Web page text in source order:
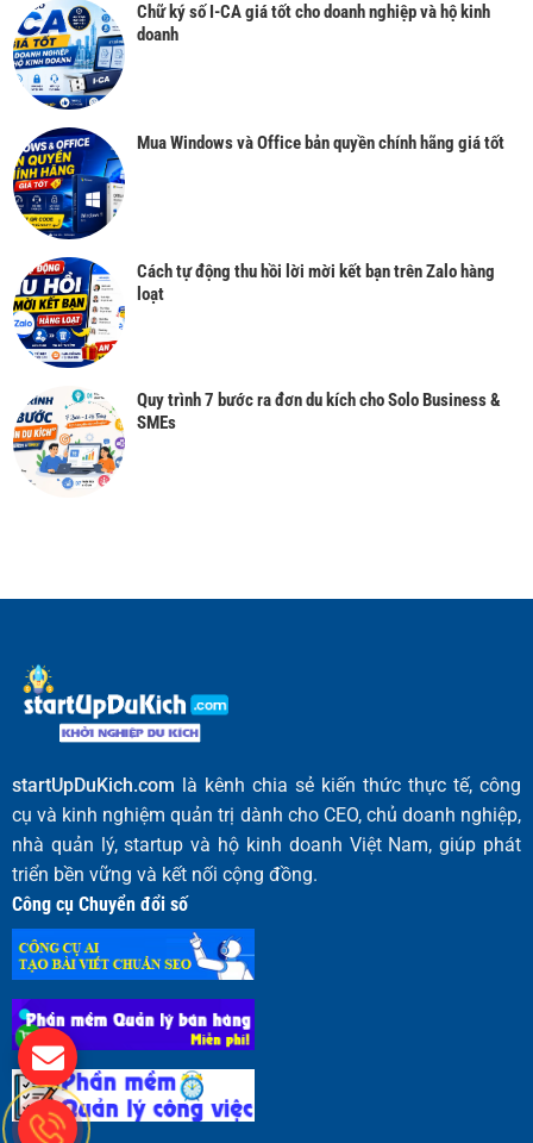
Chữ ký số I-CA giá tốt cho doanh nghiệp và hộ kinh
doanh
Mua Windows và Office bản quyền chính hãng giá tốt
Cách tự động thu hồi lời mời kết bạn trên Zalo hàng
loạt
Quy trình 7 bước ra đơn du kích cho Solo Business &
SMEs
startUpDuKich.com là kênh chia sẻ kiến thức thực tế, công
cụ và kinh nghiệm quản trị dành cho CEO, chủ doanh nghiệp,
nhà quản lý, startup và hộ kinh doanh Việt Nam, giúp phát
triển bền vững và kết nối cộng đồng.
Công cụ Chuyển đổi số